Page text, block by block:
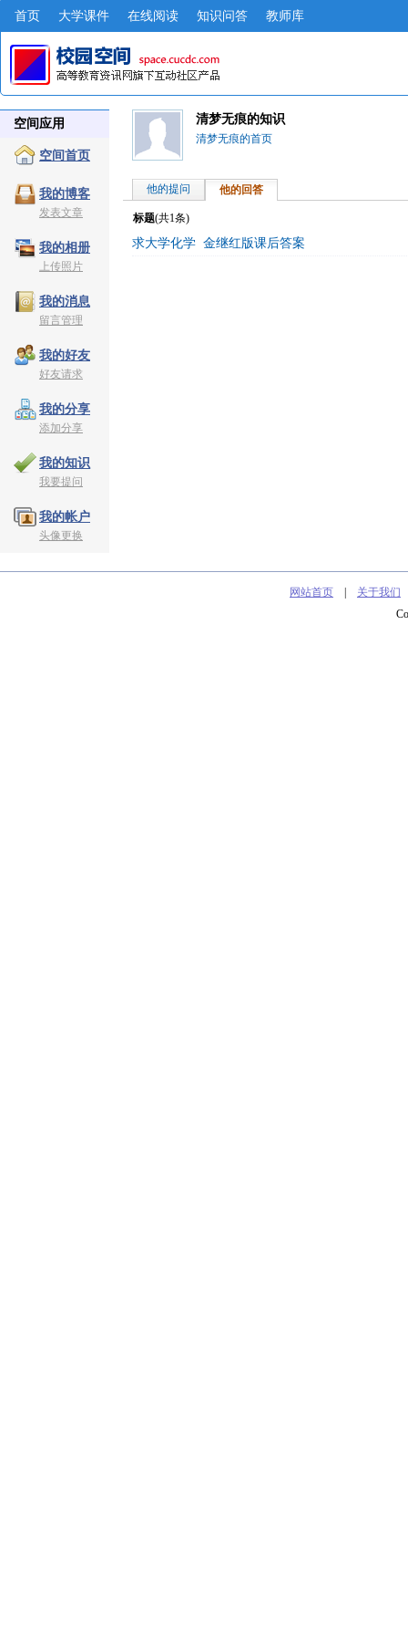
首页 大学课件 在线阅读 知识问答 教师库
空间应用
空间首页
我的博客
发表文章
我的相册
上传照片
我的消息
留言管理
我的好友
好友请求
我的分享
添加分享
我的知识
我要提问
我的帐户
头像更换
清梦无痕的知识
清梦无痕的首页
他的提问 他的回答
标题(共1条)
求大学化学 金继红版课后答案
网站首页 关于我们